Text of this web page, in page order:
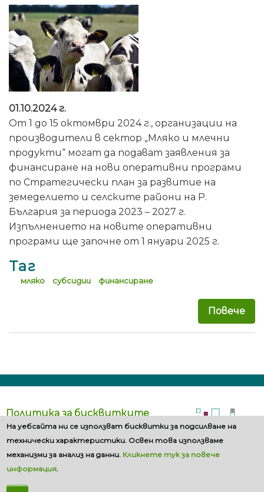
01.10.2024 г.
От 1 до 15 октомври 2024 г., организации на
производители в сектор „Мляко и млечни
продукти“ могат да подават заявления за
финансиране на нови оперативни програми
по Стратегически план за развитие на
земеделието и селските райони на Р.
България за периода 2023 – 2027 г.
Изпълнението на новите оперативни
програми ще започне от 1 януари 2025 г.
Таг
мляко субсидии финансиране
Повече
Политика за бисквитките
На уебсайта ни се използват бисквитки за подсилване на
технически характеристики. Освен това използваме
механизми за анализ на данни. Кликнете тук за повече
информация.